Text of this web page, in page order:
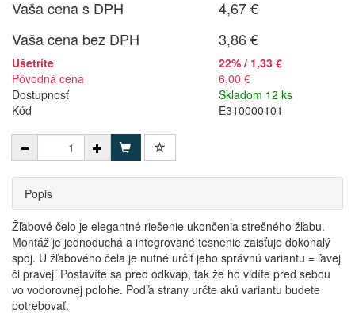
Vaša cena s DPH
4,67 €
Vaša cena bez DPH
3,86 €
Ušetríte
22% / 1,33 €
Pôvodná cena
6,00 €
Dostupnosť
Skladom 12 ks
Kód
E310000101
Popis
Žľabové čelo je elegantné riešenie ukončenia strešného žľabu.
Montáž je jednoduchá a integrované tesnenie zaisťuje dokonalý
spoj. U žľabového čela je nutné určiť jeho správnú variantu = ľavej
či pravej. Postavíte sa pred odkvap, tak že ho vidíte pred sebou
vo vodorovnej polohe. Podľa strany určte akú variantu budete
potrebovať.